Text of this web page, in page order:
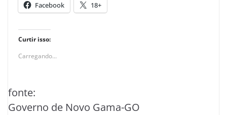
Facebook 18+
Curtir isso:
Carregando...
fonte:
Governo de Novo Gama-GO